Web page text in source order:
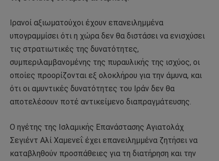
Ιρανοί αξιωματούχοι έχουν επανειλημμένα
υπογραμμίσει ότι η χώρα δεν θα διστάσει να ενισχύσει
τις στρατιωτικές της δυνατότητες,
συμπεριλαμβανομένης της πυραυλικής της ισχύος, οι
οποίες προορίζονται εξ ολοκλήρου για την άμυνα, και
ότι οι αμυντικές δυνατότητες του Ιράν δεν θα
αποτελέσουν ποτέ αντικείμενο διαπραγμάτευσης.
Ο ηγέτης της Ισλαμικής Επανάστασης Αγιατολάχ
Σεγιέντ Αλί Χαμενεΐ έχει επανειλημμένα ζητήσει να
καταβληθούν προσπάθειες για τη διατήρηση και την